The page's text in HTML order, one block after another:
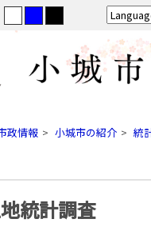
政情報 小城市の紹介 統
統計調査